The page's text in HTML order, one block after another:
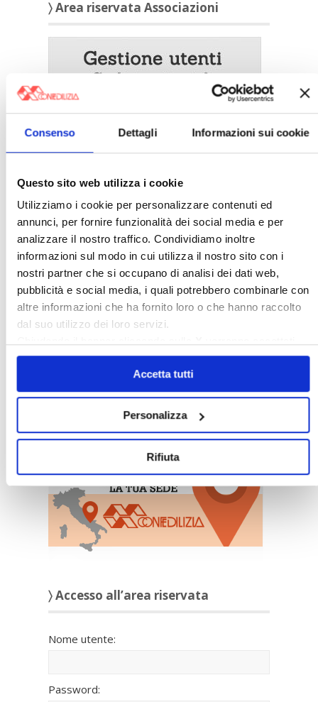
Consenso Dettagli Informazioni sui cookie
Questo sito web utilizza i cookie
Utilizziamo i cookie per personalizzare contenuti ed
annunci, per fornire funzionalità dei social media e per
analizzare il nostro traffico. Condividiamo inoltre
informazioni sul modo in cui utilizza il nostro sito con i
nostri partner che si occupano di analisi dei dati web,
pubblicità e social media, i quali potrebbero combinarle con
altre informazioni che ha fornito loro o che hanno raccolto
dal suo utilizzo dei loro servizi.
solo i cookie necessari.
Accetta tutti
Personalizza
Rifiuta
〉 Area riservata Associazioni
〉 5 ragioni per aderire a Confedilizia
〉 Accesso all’area riservata
Nome utente:
Password: